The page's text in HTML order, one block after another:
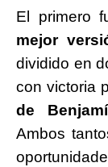
El primero
mejor
dividido en
con victoria
de
Ambos